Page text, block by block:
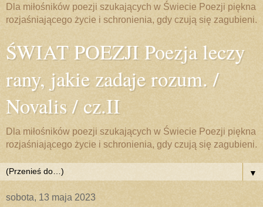
Dla miłośników poezji szukających w Świecie Poezji piękna
rozjaśniającego życie i schronienia, gdy czują się zagubieni.
ŚWIAT POEZJI Poezja leczy
rany, jakie zadaje rozum. /
Novalis / cz.II
Dla miłośników poezji szukających w Świecie Poezji piękna
rozjaśniającego życie i schronienia, gdy czują się zagubieni.
▼
sobota, 13 maja 2023